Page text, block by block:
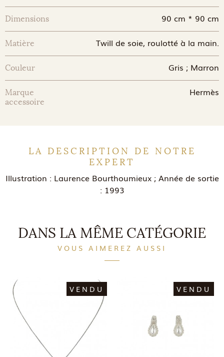
Dimensions 90 cm * 90 cm
Matière Twill de soie, roulotté à la main.
Couleur Gris ; Marron
Marque
accessoire
Hermès
LA DESCRIPTION DE NOTRE
EXPERT
Illustration : Laurence Bourthoumieux ; Année de sortie
: 1993
DANS LA MÊME CATÉGORIE
VOUS AIMEREZ AUSSI
VENDU VENDU